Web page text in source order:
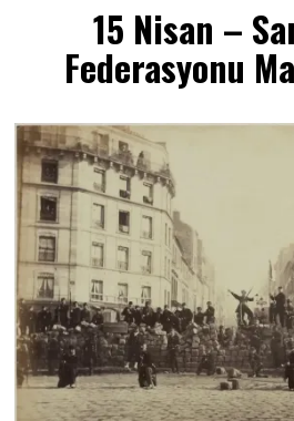
15 Nisan –
Federasyonu